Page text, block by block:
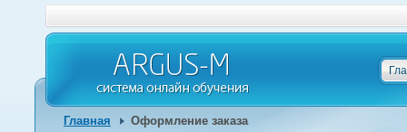
Главная Оформление заказа